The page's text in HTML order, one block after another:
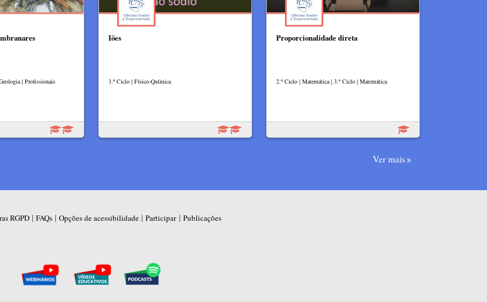
| Profissionais
Iões
3.º Ciclo | Físico-Química
Proporcionalidade direta
2.º Ciclo | Matemática | 3.º Ciclo | Matemática
Ver mais
RGPD | FAQs | Opções de acessibilidade | Participar| Publicações